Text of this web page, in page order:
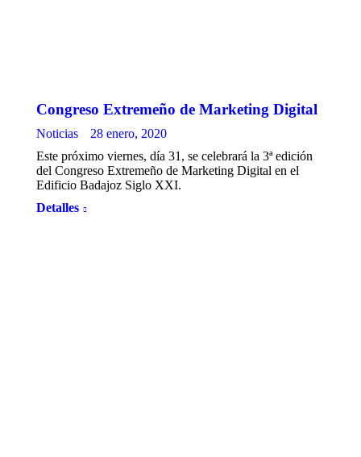
Congreso Extremeño de Marketing Digital
Noticias
28 enero, 2020
Este próximo viernes, día 31, se celebrará la 3ª edición
del Congreso Extremeño de Marketing Digital en el
Edificio Badajoz Siglo XXI.
Detalles